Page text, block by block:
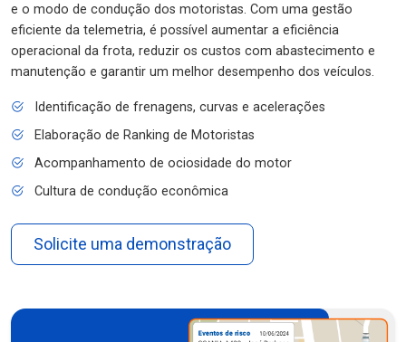
e o modo de condução dos motoristas. Com uma gestão
eficiente da telemetria, é possível aumentar a eficiência
operacional da frota, reduzir os custos com abastecimento e
manutenção e garantir um melhor desempenho dos veículos.
Identificação de frenagens, curvas e acelerações
Elaboração de Ranking de Motoristas
Acompanhamento de ociosidade do motor
Cultura de condução econômica
Solicite uma demonstração